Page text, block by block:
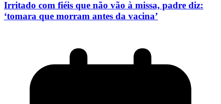
Irritado com fiéis que não vão à missa, padre diz:
‘tomara que morram antes da vacina’